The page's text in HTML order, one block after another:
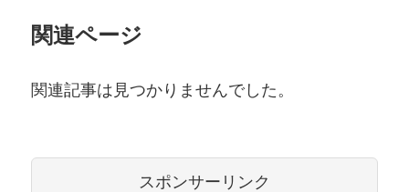
関連ページ
関連記事は見つかりませんでした。
スポンサーリンク